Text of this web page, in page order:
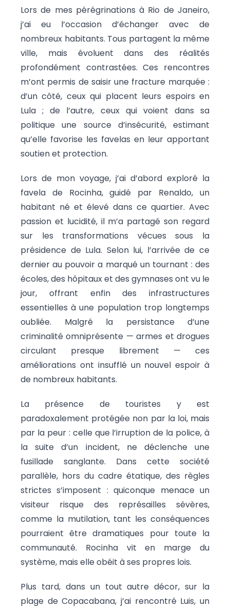
Lors de mes pérégrinations à Rio de Janeiro,
j’ai eu l’occasion d’échanger avec de
nombreux habitants. Tous partagent la même
ville, mais évoluent dans des réalités
profondément contrastées. Ces rencontres
m’ont permis de saisir une fracture marquée :
d’un côté, ceux qui placent leurs espoirs en
Lula ; de l’autre, ceux qui voient dans sa
politique une source d’insécurité, estimant
qu’elle favorise les favelas en leur apportant
soutien et protection.
Lors de mon voyage, j’ai d’abord exploré la
favela de Rocinha, guidé par Renaldo, un
habitant né et élevé dans ce quartier. Avec
passion et lucidité, il m’a partagé son regard
sur les transformations vécues sous la
présidence de Lula. Selon lui, l’arrivée de ce
dernier au pouvoir a marqué un tournant : des
écoles, des hôpitaux et des gymnases ont vu le
jour, offrant enfin des infrastructures
essentielles à une population trop longtemps
oubliée. Malgré la persistance d’une
criminalité omniprésente — armes et drogues
circulant presque librement — ces
améliorations ont insufflé un nouvel espoir à
de nombreux habitants.
La présence de touristes y est
paradoxalement protégée non par la loi, mais
par la peur : celle que l’irruption de la police, à
la suite d’un incident, ne déclenche une
fusillade sanglante. Dans cette société
parallèle, hors du cadre étatique, des règles
strictes s’imposent : quiconque menace un
visiteur risque des représailles sévères,
comme la mutilation, tant les conséquences
pourraient être dramatiques pour toute la
communauté. Rocinha vit en marge du
système, mais elle obéit à ses propres lois.
Plus tard, dans un tout autre décor, sur la
plage de Copacabana, j’ai rencontré Luis, un